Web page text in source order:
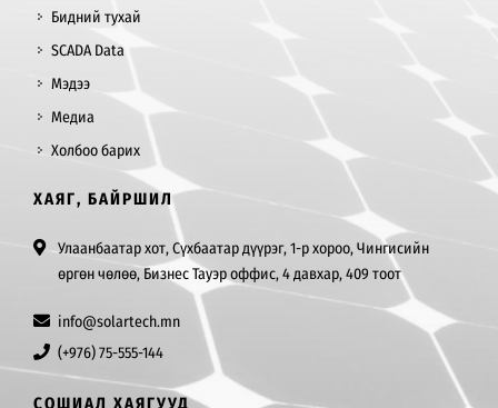
Бидний тухай
SCADA Data
Мэдээ
Медиа
Холбоо барих
ХАЯГ, БАЙРШИЛ
Улаанбаатар хот, Сүхбаатар дүүрэг, 1-р хороо, Чингисийн
өргөн чөлөө, Бизнес Тауэр оффис, 4 давхар, 409 тоот
info@solartech.mn
(+976) 75-555-144
СОШИАЛ ХАЯГУУД